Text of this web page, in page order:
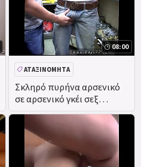
08:00
Σκληρό πυρήνα αρσενικό
σε αρσενικό γκέι σεξ
βίντεο Τζέιμι Τζάρετ-
καυτό κορίτσι!
ΑΤΑΞΙΝΌΜΗΤΑ